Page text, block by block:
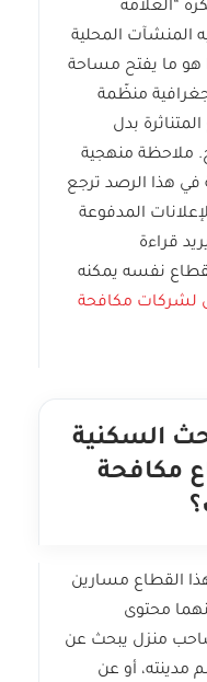
“العلامة
المنشآت المحلية
هو ما يفتح مساحة
منظّمة
بدل
ملاحظة منهجية
هذا الرصد ترجع
المدفوعة
قراءة
نفسه يمكنه
لشركات مكافحة
السكنية
مكافحة
القطاع مسارين
محتوى
منزل يبحث عن
أو عن